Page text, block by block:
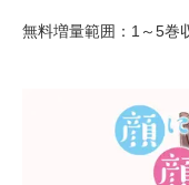
無料増量範囲：1～5巻